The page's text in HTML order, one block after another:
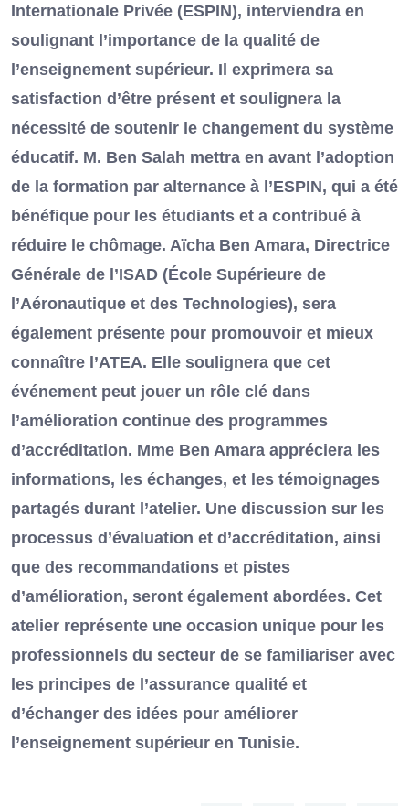
Internationale Privée (ESPIN), interviendra en
soulignant l’importance de la qualité de
l’enseignement supérieur. Il exprimera sa
satisfaction d’être présent et soulignera la
nécessité de soutenir le changement du système
éducatif. M. Ben Salah mettra en avant l’adoption
de la formation par alternance à l’ESPIN, qui a été
bénéfique pour les étudiants et a contribué à
réduire le chômage. Aïcha Ben Amara, Directrice
Générale de l’ISAD (École Supérieure de
l’Aéronautique et des Technologies), sera
également présente pour promouvoir et mieux
connaître l’ATEA. Elle soulignera que cet
événement peut jouer un rôle clé dans
l’amélioration continue des programmes
d’accréditation. Mme Ben Amara appréciera les
informations, les échanges, et les témoignages
partagés durant l’atelier. Une discussion sur les
processus d’évaluation et d’accréditation, ainsi
que des recommandations et pistes
d’amélioration, seront également abordées. Cet
atelier représente une occasion unique pour les
professionnels du secteur de se familiariser avec
les principes de l’assurance qualité et
d’échanger des idées pour améliorer
l’enseignement supérieur en Tunisie.